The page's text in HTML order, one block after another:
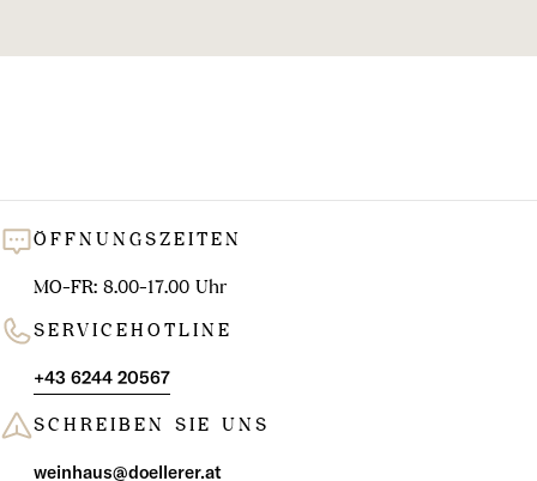
u
ÖFFNUNGSZEITEN
MO-FR: 8.00-17.00 Uhr
SERVICEHOTLINE
+43 6244 20567
SCHREIBEN SIE UNS
weinhaus@doellerer.at